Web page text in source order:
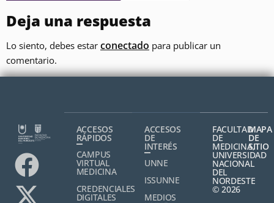
Deja una respuesta
Lo siento, debes estar conectado para publicar un
comentario.
ACCESOS
RÁPIDOS
CAMPUS
VIRTUAL
MEDICINA
CREDENCIALES
DIGITALES
ACCESOS
DE
INTERÉS
UNNE
ISSUNNE
MEDIOS
FACULTAD
DE
MEDICINA,
UNIVERSIDAD
NACIONAL
DEL
NORDESTE
© 2026
MAPA
DE
SITIO